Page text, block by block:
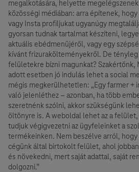
megalkotására, helyette megelégszenek
közösségi médiában: arra építenek,
vagy Insta profiljukat ugyanúgy
gyorsan tudnak tartalmat készíteni,
aktuális ebédmenüjéről, vagy egy
kívánt frizurakölteményekről. De
felületekre bízni magunkat? Szakértőnk,
adott esetben jó indulás lehet a social
mégis megkerülhetetlen: „Egy farmer +
való jelenléthez – azonban, ha több
szeretnénk szólni, akkor szükségünk
öltönyre is. A weboldal lehet az a
tudjuk végigvezetni az ügyfeleinket a
termékeinken. Nem beszélve arról,
cégünk által birtokolt felület, ahol
és növekedni, mert saját adattal, saját
dolgozni.”